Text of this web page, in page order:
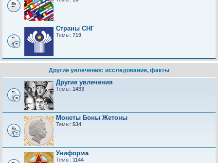
Страны СНГ
Темы: 719
Другие увлечения: исследования, факты
Другие увлечения
Темы: 1433
Монеты Боны Жетоны
Темы: 534
Униформа
Темы: 1144